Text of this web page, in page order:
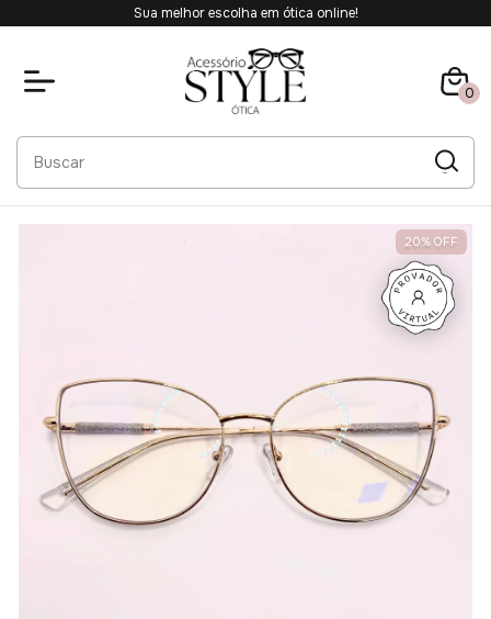
Sua melhor escolha em ótica online!
0
20% OFF